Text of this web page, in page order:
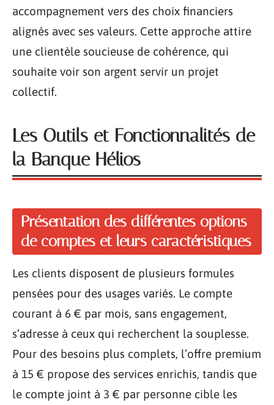
accompagnement vers des choix financiers
alignés avec ses valeurs. Cette approche attire
une clientèle soucieuse de cohérence, qui
souhaite voir son argent servir un projet
collectif.
Les Outils et Fonctionnalités de
la Banque Hélios
Présentation des différentes options
de comptes et leurs caractéristiques
Les clients disposent de plusieurs formules
pensées pour des usages variés. Le compte
courant à 6 € par mois, sans engagement,
s’adresse à ceux qui recherchent la souplesse.
Pour des besoins plus complets, l’offre premium
à 15 € propose des services enrichis, tandis que
le compte joint à 3 € par personne cible les